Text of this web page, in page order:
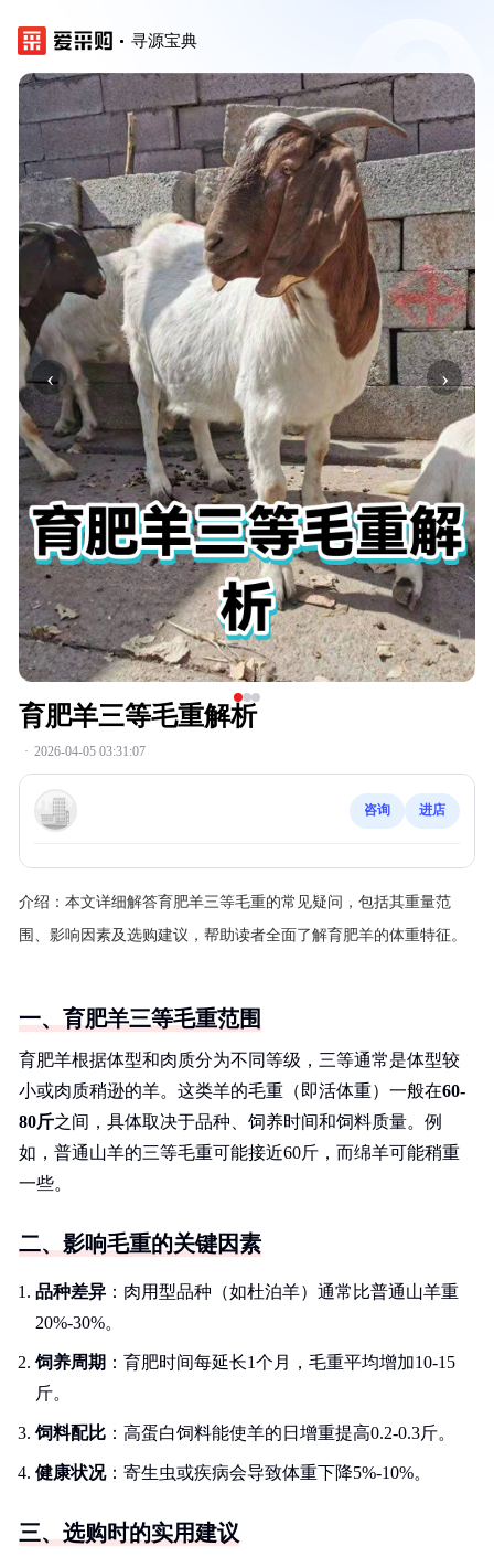
寻源宝典
‹ ›
育肥羊三等毛重解析
· 2026-04-05 03:31:07
咨询 进店
介绍： 本文详细解答育肥羊三等毛重的常见疑问，包括其重量范
围、影响因素及选购建议，帮助读者全面了解育肥羊的体重特征。
一、育肥羊三等毛重范围
育肥羊根据体型和肉质分为不同等级，三等通常是体型较
小或肉质稍逊的羊。这类羊的毛重（即活体重）一般在60-
80斤之间，具体取决于品种、饲养时间和饲料质量。例
如，普通山羊的三等毛重可能接近60斤，而绵羊可能稍重
一些。
二、影响毛重的关键因素
品种差异 ：肉用型品种（如杜泊羊）通常比普通山羊重
20%-30%。
饲养周期 ：育肥时间每延长1个月，毛重平均增加10-15
斤。
饲料配比 ：高蛋白饲料能使羊的日增重提高0.2-0.3斤。
健康状况：寄生虫或疾病会导致体重下降5%-10%。
三、选购时的实用建议